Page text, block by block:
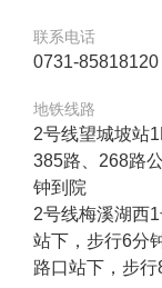
联系电话
0731-
地铁线路
2号线望城坡站
385路、268路
钟到院
2号线梅溪湖西
站下，步行6分
路口站下，步